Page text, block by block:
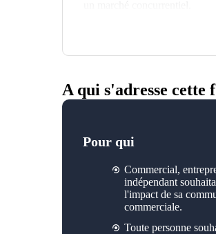
A qui s'adresse cette
Pour qui
Commercial,
indépendant
l'impactde sa
commerciale.
Toute personne